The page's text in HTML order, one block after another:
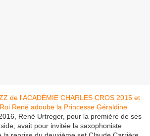
René Urtreger, pour la première de ses
avait pour invitée la saxophoniste